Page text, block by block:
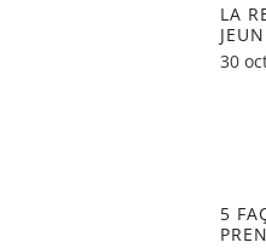
LA
30
5